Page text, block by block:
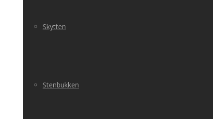
Skytten
Stenbukken